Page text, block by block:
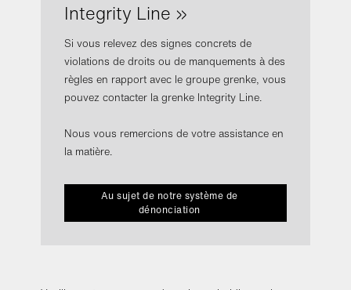
Integrity Line »
Si vous relevez des signes concrets de
violations de droits ou de manquements à des
règles en rapport avec le groupe grenke, vous
pouvez contacter la grenke Integrity Line.
Nous vous remercions de votre assistance en
la matière.
Au sujet de notre système de
dénonciation